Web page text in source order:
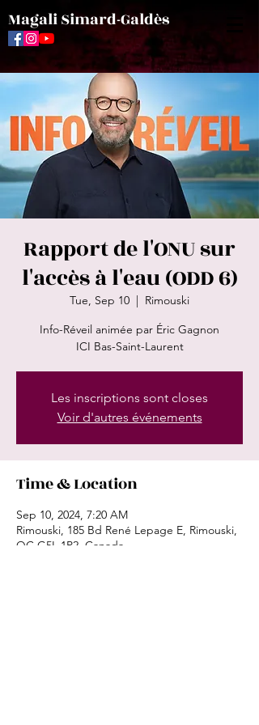
Magali Simard-Galdès
Rapport de l'ONU sur
l'accès à l'eau (ODD 6)
Tue, Sep 10
  |
Rimouski
Info-Réveil animée par Éric Gagnon
ICI Bas-Saint-Laurent
Les inscriptions sont closes
Voir d'autres événements
Time & Location
Sep 10, 2024, 7:20 AM
Rimouski, 185 Bd René Lepage E, Rimouski,
QC G5L 1P2, Canada